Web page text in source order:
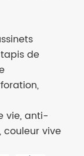
de
vie, anti-
couleur vive